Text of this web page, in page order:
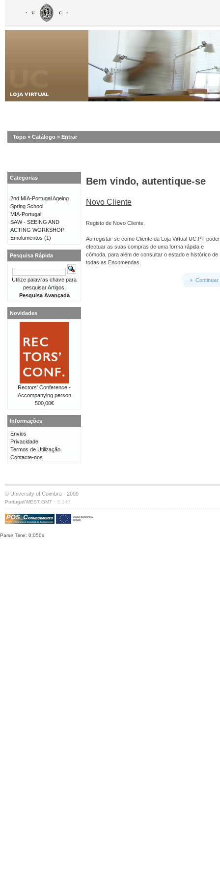
Topo » Catálogo » Entrar
Bem vindo, autentique-se
Novo Cliente
Registo de Novo Cliente.
Ao registar-se como Cliente da Loja Virtual UC.PT
efectuar as suas compras de uma forma rápida e
cómoda, para além de consultar o estado e histórico de
todas as Encomendas.
Continuar
Categorias
2nd MIA-Portugal Ageing
Spring School
MIA-Portugal
SAW - SEEING AND
ACTING WORKSHOP
Emolumentos (1)
Pesquisa Rápida
Utilize palavras chave para
pesquisar Artigos.
Pesquisa Avançada
Novidades
Rectors' Conference -
Accompanying person
500,00€
Informações
Envios
Privacidade
Termos de Utilização
Contacte-nos
© University of Coimbra · 2009
Portugal/WEST GMT · S:147
Parse Time: 0.050s